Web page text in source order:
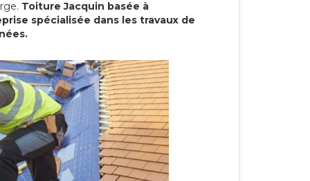
Toiture Jacquin basée à
spécialisée dans les travaux de